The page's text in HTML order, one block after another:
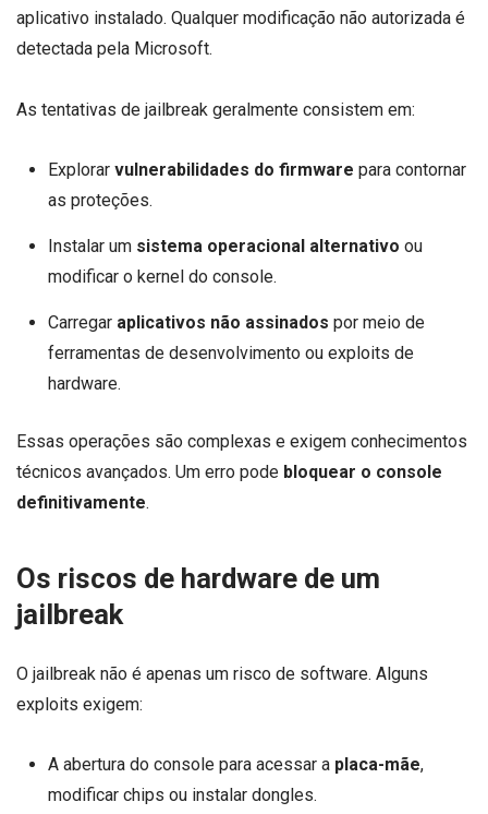
aplicativo instalado. Qualquer modificação não autorizada é
detectada pela Microsoft.
As tentativas de jailbreak geralmente consistem em:
Explorar vulnerabilidades do firmware para contornar
as proteções.
Instalar um sistema operacional alternativo ou
modificar o kernel do console.
Carregar aplicativos não assinados por meio de
ferramentas de desenvolvimento ou exploits de
hardware.
Essas operações são complexas e exigem conhecimentos
técnicos avançados. Um erro pode bloquear o console
definitivamente.
Os riscos de hardware de um
jailbreak
O jailbreak não é apenas um risco de software. Alguns
exploits exigem:
A abertura do console para acessar a placa-mãe,
modificar chips ou instalar dongles.